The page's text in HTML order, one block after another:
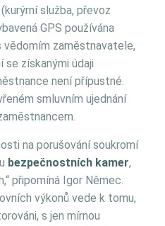
služba, převoz
GPS používána
vědomím zaměstnavatele,
získanými údaji
není přípustné.
smluvním ujednání
na porušování soukromí
bezpečnostních kamer,
připomíná Igor Němec.
výkonů vede k tomu,
s jen mírnou